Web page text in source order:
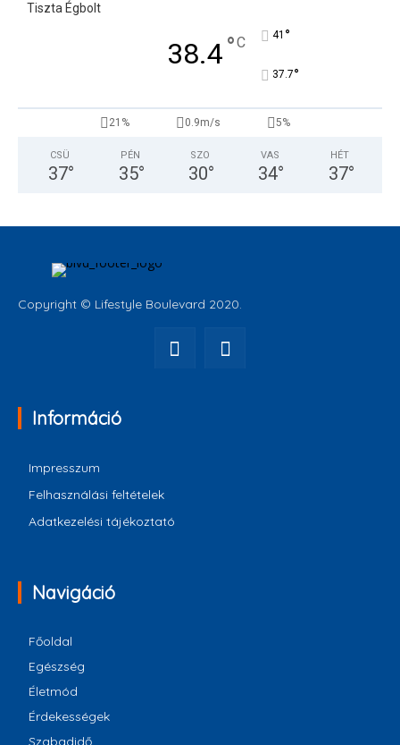
Tiszta Égbolt
38.4°C 41 °
37.7°
21% 0.9m/s 5%
CSÜ
37°
PÉN
35°
SZO
30°
VAS
34°
HÉT
37°
Copyright © Lifestyle Boulevard 2020.
Információ
Impresszum
Felhasználási feltételek
Adatkezelési tájékoztató
Navigáció
Főoldal
Egészség
Életmód
Érdekességek
Szabadidő